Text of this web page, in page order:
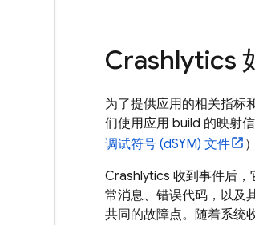
Crashlytics
为了提供应用的相关指标
们使用应用 build 的映射
调试符号 (dSYM) 文件
Crashlytics 收到事件后，
常消息、错误代码，以及
共同的故障点。随着系统